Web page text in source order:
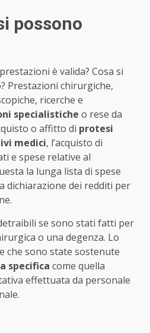
possono
è valida? Cosa si
Prestazioni chirurgiche,
ricerche e
specialistiche o rese da
o affitto di protesi
medici, l’acquisto di
e spese relative al
la lunga lista di spese
dichiarazione dei redditi per
se sono stati fatti per
o una degenza. Lo
che sono state sostenute
specifica come quella
effettuata da personale